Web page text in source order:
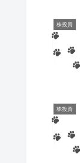
株投資
株投資